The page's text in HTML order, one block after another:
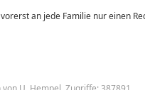
an jede Familie nur einen